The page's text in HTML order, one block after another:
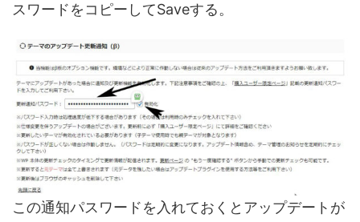
スワードをコピーしてSaveする。
この通知パスワードを入れておくとアップデートが